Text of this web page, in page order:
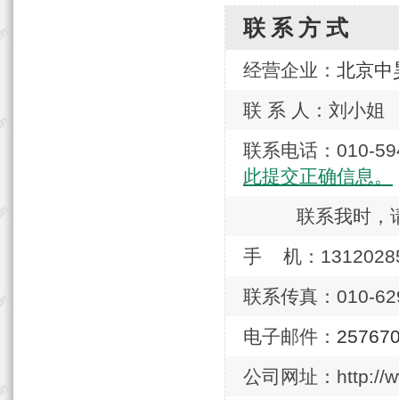
联系方式
经营企业： 北京中
联 系 人：刘小姐
联系电话：
此提交正确信息。
联系我时，
手 机：
联系传真：010-
电子邮件：
公司网址：http://